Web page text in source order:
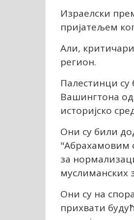
Израелски
пријатељем
Али,
регион.
Палестинци су
Вашингтона
историјско
Они су били
"Абрахамовим
за
муслиманских
Они су на
прихвати